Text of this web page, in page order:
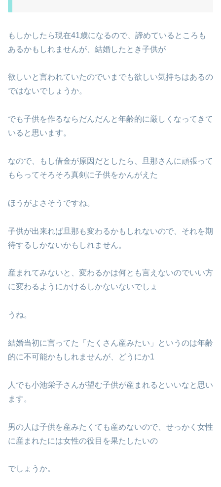
もしかしたら現在41歳になるので、諦めているところも
あるかもしれませんが、結婚したとき子供が
欲しいと言われていたのでいまでも欲しい気持ちはあるの
ではないでしょうか。
でも子供を作るならだんだんと年齢的に厳しくなってきて
いると思います。
なので、もし借金が原因だとしたら、旦那さんに頑張って
もらってそろそろ真剣に子供をかんがえた
ほうがよさそうですね。
子供が出来れば旦那も変わるかもしれないので、それを期
待するしかないかもしれません。
産まれてみないと、変わるかは何とも言えないのでいい方
に変わるようにかけるしかないないでしょ
うね。
結婚当初に言ってた「たくさん産みたい」というのは年齢
的に不可能かもしれませんが、どうにか1
人でも小池栄子さんが望む子供が産まれるといいなと思い
ます。
男の人は子供を産みたくても産めないので、せっかく女性
に産まれたには女性の役目を果たしたいの
でしょうか。